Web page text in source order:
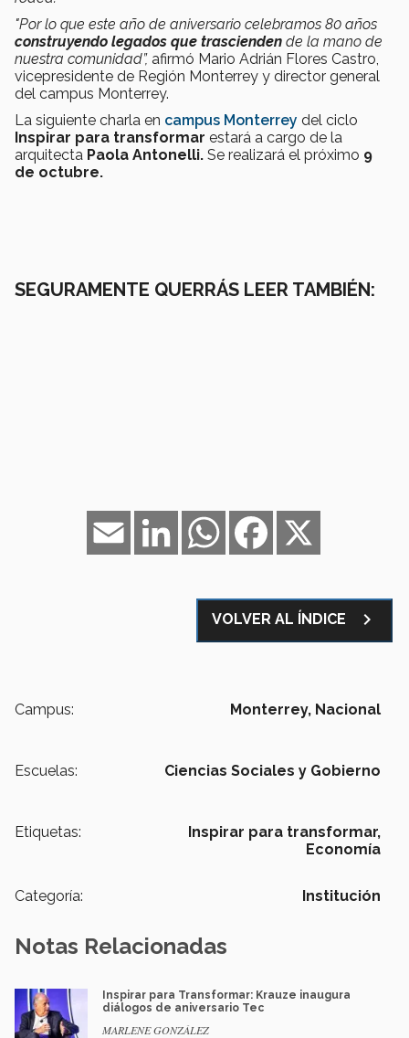
"Por lo que este año de aniversario celebramos 80 años
construyendo legados que trascienden de la mano de
nuestra comunidad”, afirmó Mario Adrián Flores Castro,
vicepresidente de Región Monterrey y director general
del campus Monterrey.
La siguiente charla en campus Monterrey del ciclo
Inspirar para transformar estará a cargo de la
arquitecta Paola Antonelli. Se realizará el próximo 9
de octubre.
SEGURAMENTE QUERRÁS LEER TAMBIÉN:
Facebook
WhatsApp
LinkedIn
Email
VOLVER AL ÍNDICE navigate_next
Campus: Monterrey, Nacional
Escuelas: Ciencias Sociales y Gobierno
Etiquetas:
Inspirar para transformar,
Economía
Categoría: Institución
Notas Relacionadas
Inspirar para Transformar: Krauze inaugura
diálogos de aniversario Tec
MARLENE GONZÁLEZ